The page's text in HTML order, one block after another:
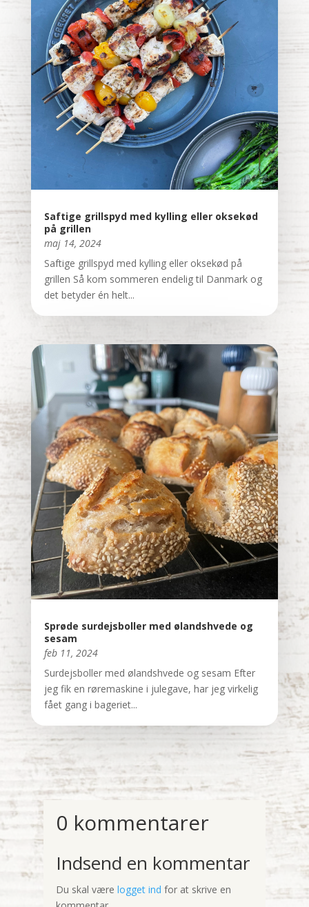
Saftige grillspyd med kylling eller oksekød
på grillen
maj 14, 2024
Saftige grillspyd med kylling eller oksekød på
grillen Så kom sommeren endelig til Danmark og
det betyder én helt...
Sprøde surdejsboller med ølandshvede og
sesam
feb 11, 2024
Surdejsboller med ølandshvede og sesam Efter
jeg fik en røremaskine i julegave, har jeg virkelig
fået gang i bageriet...
0 kommentarer
Indsend en kommentar
Du skal være logget ind for at skrive en